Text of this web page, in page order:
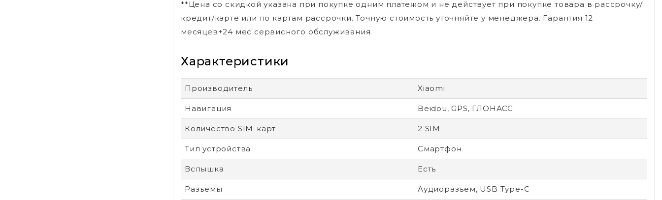
**Цена со скидкой указана при покупке одним платежом и не действует при покупке товара в рассрочку/
кредит/карте или по картам рассрочки. Точную стоимость уточняйте у менеджера. Гарантия 12
месяцев+24 мес сервисного обслуживания.
Характеристики
Производитель Xiaomi
Навигация Beidou, GPS, ГЛОНАСС
Количество SIM-карт 2 SIM
Тип устройства Смартфон
Вспышка Есть
Разъемы Аудиоразъем, USB Type-C